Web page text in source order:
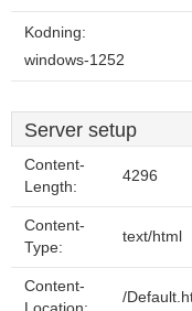
Kodning:
windows-1252
Server setup
Content-
Length:
4296
Content-
Type:
text/html
Content-
/